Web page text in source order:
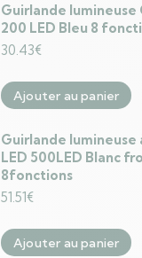
Guirlande lumineuse
200 LED Bleu 8
30.43€
Ajouter au panier
Guirlande lumineuse
LED 500LED Blanc
8fonctions
51.51€
Ajouter au panier